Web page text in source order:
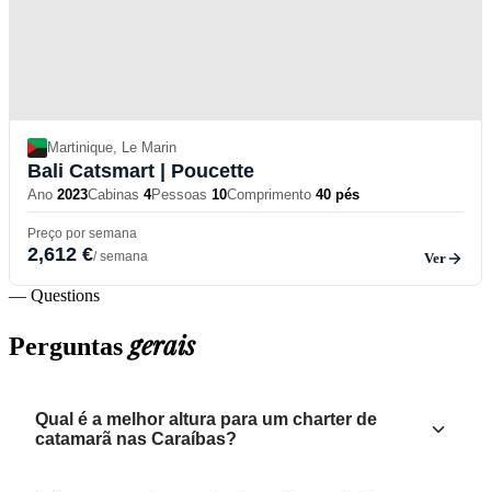
Martinique, Le Marin
Bali Catsmart | Poucette
Ano 2023Cabinas 4Pessoas 10Comprimento 40 pés
Preço por semana
2,612 €/ semana Ver
— Questions
Perguntasgerais
Qual é a melhor altura para um charter de
catamarã nas Caraíbas?